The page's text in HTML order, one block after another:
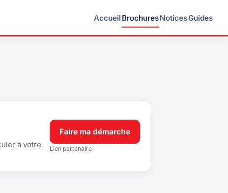
Accueil BrochuresNoticesGuides
à votre
Faire ma démarche
Lien partenaire